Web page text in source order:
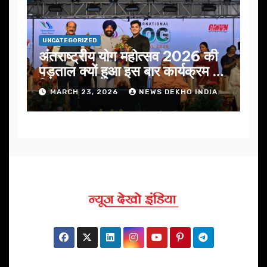
UNCATEGORIZED
अंतराष्ट्रीय योग महोत्सव 2026 की
पड़ताल क्यों हुआ इस बार कार्यक्रम में
निखार
MARCH 23, 2026 NEWS DEKHO INDIA